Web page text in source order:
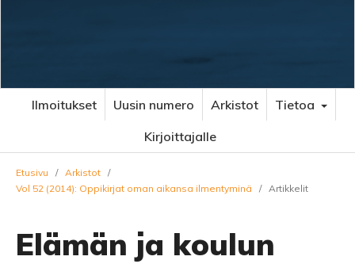
Ilmoitukset Uusin numero Arkistot
Tietoa
Kirjoittajalle
Etusivu / Arkistot /
Vol 52 (2014): Oppikirjat oman aikansa ilmentyminä
/ Artikkelit
Elämän ja koulun